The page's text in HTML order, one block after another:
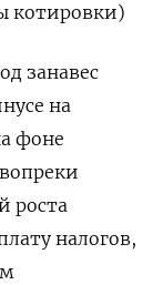
котировки)
занавес
на
фоне
роста
налогов,